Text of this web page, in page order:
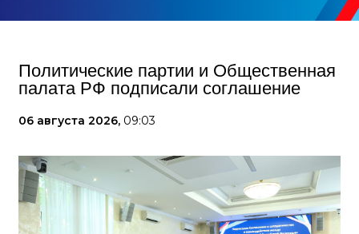
Политические партии и Общественная
палата РФ подписали соглашение
06 августа 2026, 09:03